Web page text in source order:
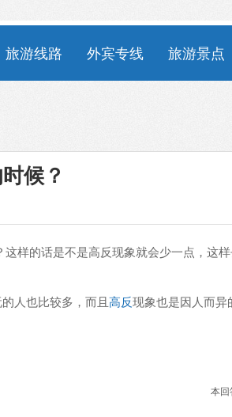
旅游线路 外宾专线 旅游景点
候？
样的话是不是高反现象就会少一点，这
人也比较多，而且高反现象也是因人而异
本回